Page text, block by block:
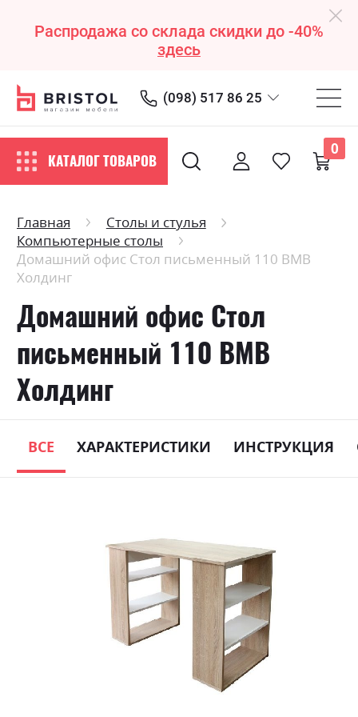
Распродажа со склада скидки до -40%
здесь
(098) 517 86 25
КАТАЛОГ ТОВАРОВ
0
Главная
Столы и стулья
Компьютерные столы
Домашний офис Стол письменный 110 ВМВ
Холдинг
Домашний офис Стол
письменный 110 ВМВ
Холдинг
ВСЕ ХАРАКТЕРИСТИКИ ИНСТРУКЦИЯ